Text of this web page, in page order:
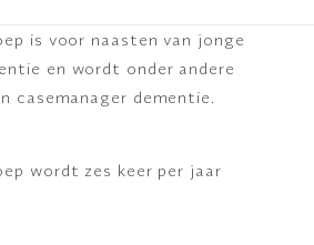
is voor naasten van jonge
en wordt onder andere
casemanager dementie.
wordt zes keer per jaar